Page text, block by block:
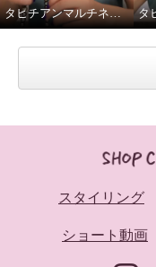
タヒチアンマルチネックレス留め金ご紹介
スタイリング
ショート動画